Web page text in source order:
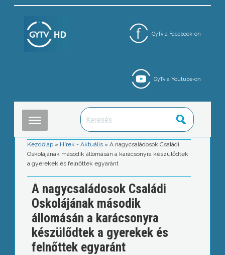
GyTv a Facebook-on
GyTv a Youtube-on
Kezdőlap » Hírek - Aktuális »A nagycsaládosok Családi
Oskolájának második állomásán a karácsonyra készülődtek
a gyerekek és felnőttek egyaránt
A nagycsaládosok Családi
Oskolájának második
állomásán a karácsonyra
készülődtek a gyerekek és
felnőttek egyaránt